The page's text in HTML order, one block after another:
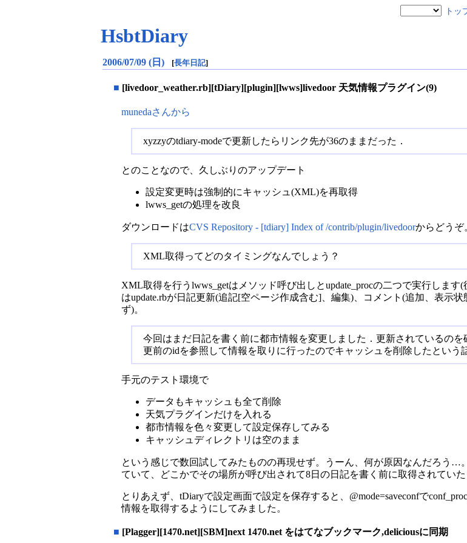
トッ
HsbtDiary
2006/07/09 (日) [長年日記]
■ [livedoor_weather.rb][tDiary][plugin][lwws]livedoor 天気情報プラグイン(9)
munedaさんから
xyzzyのtdiary-modeで更新したらリンク先が36のままだった．
とのことなので、久しぶりのアップデート
設定変更時は強制的にキャッシュ(XML)を再取得
lwws_getの処理を改良
ダウンロードはCVS Repository - [tdiary] Index of /contrib/plugin/livedoorからどうぞ
XML取得ってどのタイミングなんでしょう？
XML取得を行うlwws_getはメソッド呼び出しとupdate_procの二つで実行します(
はupdate.rbが日記更新(追記[空ページ作成含む]、編集)、コメント(追加、表示
ず)。
今回はまだ日記を書く前に都市情報を変更しました．更新されているの
更前のidを参照して情報を取りに行ったのでキャッシュを削除したという
手元のテスト環境で
データもキャッシュも全て削除
天気プラグインだけを入れる
都市情報を色々変更して設定保存してみる
キャッシュディレクトリは空のまま
という感じで数回試してみたものの再現せず。うーん、何が原因なんだろう…
ていて、どこかでその場所が呼び出されて8日の日記を書く前に取得されていた
とりあえず、tDiaryで設定画面で設定を保存すると、@mode=saveconfで
情報を取得するようにしてみました。
■ [Plagger][1470.net][SBM]next 1470.net をはてなブックマーク,deliciousに同期